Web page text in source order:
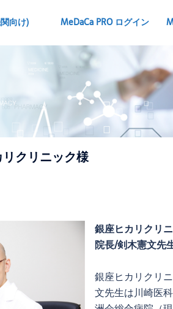
向け) MeDaCa PRO ログイン
リクリニック様
銀座ヒカリクリ
院長/剣木憲文先
銀座ヒカリクリ
文先生は川崎医